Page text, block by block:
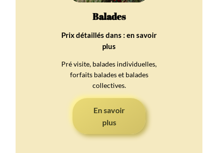
Balades
Prix détaillés dans : en savoir
plus
Pré visite, balades individuelles,
forfaits balades et balades
collectives.
En savoir
plus